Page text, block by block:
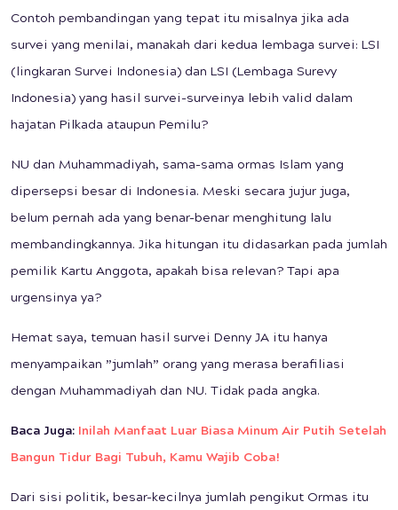
Contoh pembandingan yang tepat itu misalnya jika ada
survei yang menilai, manakah dari kedua lembaga survei: LSI
(lingkaran Survei Indonesia) dan LSI (Lembaga Surevy
Indonesia) yang hasil survei-surveinya lebih valid dalam
hajatan Pilkada ataupun Pemilu?
NU dan Muhammadiyah, sama-sama ormas Islam yang
dipersepsi besar di Indonesia. Meski secara jujur juga,
belum pernah ada yang benar-benar menghitung lalu
membandingkannya. Jika hitungan itu didasarkan pada jumlah
pemilik Kartu Anggota, apakah bisa relevan? Tapi apa
urgensinya ya?
Hemat saya, temuan hasil survei Denny JA itu hanya
menyampaikan ”jumlah” orang yang merasa berafiliasi
dengan Muhammadiyah dan NU. Tidak pada angka.
Baca Juga: Inilah Manfaat Luar Biasa Minum Air Putih Setelah
Bangun Tidur Bagi Tubuh, Kamu Wajib Coba!
Dari sisi politik, besar-kecilnya jumlah pengikut Ormas itu